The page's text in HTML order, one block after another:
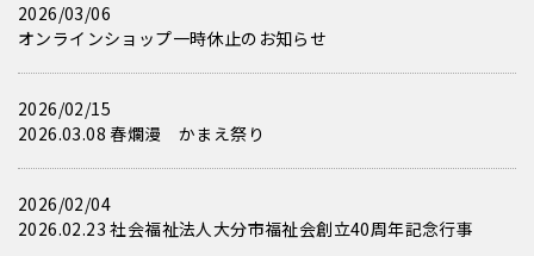
2026/03/06
オンラインショップ一時休止のお知らせ
2026/02/15
2026.03.08 春爛漫 かまえ祭り
2026/02/04
2026.02.23 社会福祉法人大分市福祉会創立40周年記念行事